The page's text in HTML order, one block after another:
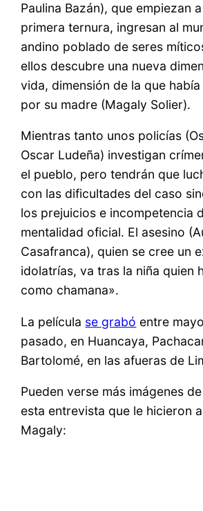
Paulina Bazán), que empiezan
primera ternura, ingresan al
andino poblado de seres
ellos descubre una nueva
vida, dimensión de la que
por su madre (Magaly Solier).
Mientras tanto unos policías
Oscar Ludeña) investigan
el pueblo, pero tendrán que
con las dificultades del caso
los prejuicios e incompetencia
mentalidad oficial. El asesino
Casafranca), quien se cree un
idolatrías, va tras la niña quien
como chamana».
La película se grabó entre
pasado, en Huancaya,
Bartolomé, en las afueras de
Pueden verse más imágenes
esta entrevista que le hicieron
Magaly: